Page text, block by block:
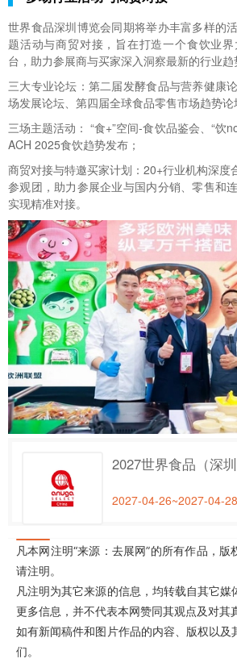
世界食品深圳博览会同期将举办丰富多样的
题活动与商贸对接，旨在打造一个食饮业
台，助力参展商与买家深入洞察最新的行业趋
三大专业论坛：第二届发酵食品与营养健康
场发展论坛、第四届全球食品零售市场趋势论
三场主题活动： “食+”空间-食饮品鉴会、“饮
ACH 2025食饮趋势发布；
商贸对接与特邀买家计划：20+行业机构深度
参观团，助力参展企业与国内分销、零售和
实现精准对接。
2027世界食品（深
2027-04-26~2027-04-28
凡本网注明“来源：去展网”的所有作品，
请注明。
凡注明为其它来源的信息，均转载自其它媒
更多信息，并不代表本网赞同其观点及对其
如有新闻稿件和图片作品的内容、版权以及
们。